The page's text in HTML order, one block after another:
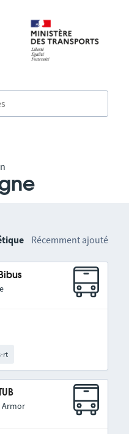
Récemment ajouté
rt
Armor